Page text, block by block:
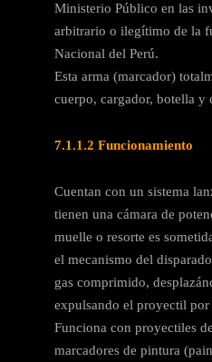
Ministerio Público en las
arbitrario o ilegítimo de la
Nacional del Perú.
Esta arma (marcador)
cuerpo, cargador, botella y
7.1.1.2 Funcionamiento
Cuentan con un sistema
tienen una cámara de
muelle o resorte es
el mecanismo del
gas comprimido,
expulsando el proyectil
Funciona con proyectiles
marcadores de pintura